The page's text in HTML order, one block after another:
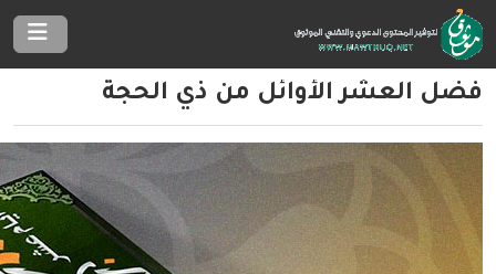
فضل العشر الأوائل من ذي الحجة